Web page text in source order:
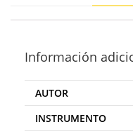
Información
AUTOR
INSTRUMENTO